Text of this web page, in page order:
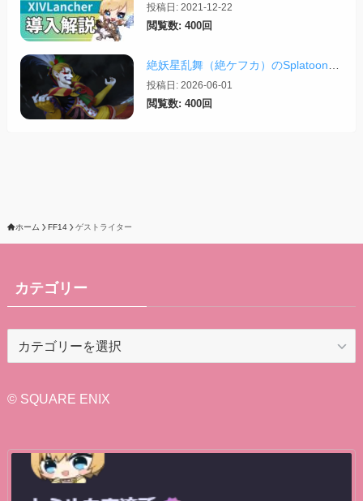
投稿日: 2021-12-22
閲覧数: 400回
絶妖星乱舞（絶ケフカ）のSplatoonレイアウト・スクリプトまとめ
投稿日: 2026-06-01
閲覧数: 400回
ホーム FF14 ゲストライター
カテゴリー
リ
© SQUARE ENIX